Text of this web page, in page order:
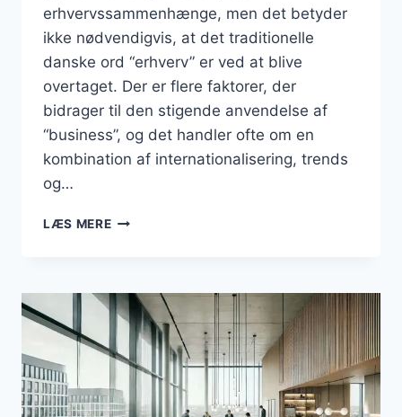
erhvervssammenhænge, men det betyder
ikke nødvendigvis, at det traditionelle
danske ord “erhverv” er ved at blive
overtaget. Der er flere faktorer, der
bidrager til den stigende anvendelse af
“business”, og det handler ofte om en
kombination af internationalisering, trends
og…
LÆS MEREER
AT
BLIVE
OVERTAGET
AF
“BUSINESS”
I
DET